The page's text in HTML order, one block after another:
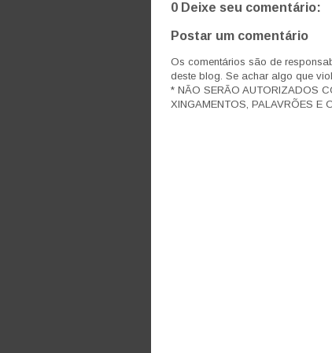
0 Deixe seu comentário:
Postar um comentário
Os comentários são de
deste blog. Se achar algo que
* NÃO SERÃO AUTORIZADOS
XINGAMENTOS, PALAVRÕES E